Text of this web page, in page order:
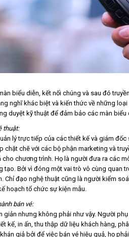
biểu diễn, kết nối chúng và sau đó
nghĩ khác biệt và kiến thức về những
duyệt kỹ thuật để đảm bảo các màn
thuật:
lý trực tiếp của các thiết kế và giám
chặt chẽ với các bộ phận marketing và
chương trình. Họ là người đưa ra các
tạo. Bởi vì đóng một vai trò vô cùng quan
Chỉ đạo nghệ thuật cũng là người kiểm
hoạch tổ chức sự kiện mẫu.
bán vé:
giản nhưng không phải như vậy. Người
kế, in ấn, thu thập dữ liệu khách hàng,
giả bởi để việc bán vé hiệu quả, họ